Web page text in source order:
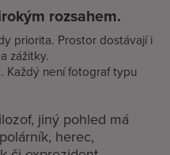
rozsahem.
priorita. Prostor dostávají i
zážitky.
Každý není fotograf typu
jiný pohled má
herec,